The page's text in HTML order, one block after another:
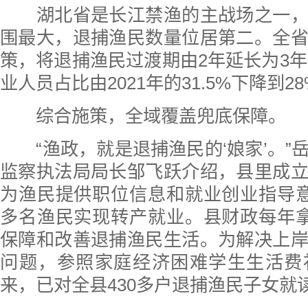
湖北省是长江禁渔的主战场之一，
围最大，退捕渔民数量位居第二。全
策，将退捕渔民过渡期由2年延长为3
业人员占比由2021年的31.5%下降到
综合施策，全域覆盖兜底保障。
“渔政，就是退捕渔民的‘娘家’。”
监察执法局局长邹飞跃介绍，县里成
为渔民提供职位信息和就业创业指导
多名渔民实现转产就业。县财政每年
保障和改善退捕渔民生活。为解决上
问题，参照家庭经济困难学生生活
来，已对全县430多户退捕渔民子女就